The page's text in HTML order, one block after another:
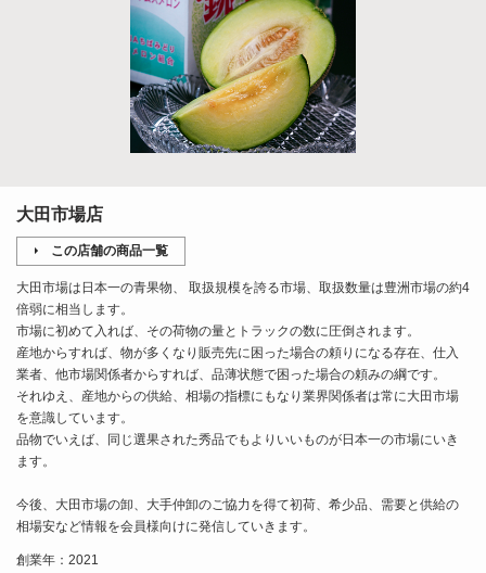
大田市場店
この店舗の商品一覧
大田市場は日本一の青果物、 取扱規模を誇る市場、取扱数量は豊洲市場の約4
倍弱に相当します。
市場に初めて入れば、その荷物の量とトラックの数に圧倒されます。
産地からすれば、物が多くなり販売先に困った場合の頼りになる存在、仕入
業者、他市場関係者からすれば、品薄状態で困った場合の頼みの綱です。
それゆえ、産地からの供給、相場の指標にもなり業界関係者は常に大田市場
を意識しています。
品物でいえば、同じ選果された秀品でもよりいいものが日本一の市場にいき
ます。
今後、大田市場の卸、大手仲卸のご協力を得て初荷、希少品、需要と供給の
相場安など情報を会員様向けに発信していきます。
創業年：2021